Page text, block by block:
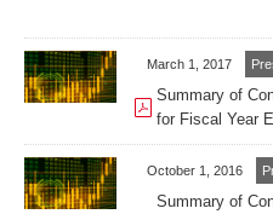
March 1, 2017
Summary of
for Fiscal Year
October 1, 2016
Summary of